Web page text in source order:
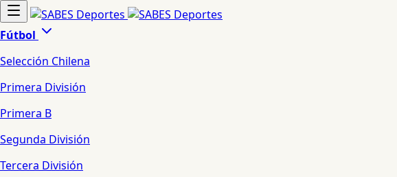
Fútbol
Selección Chilena
Primera División
Primera B
Segunda División
Tercera División